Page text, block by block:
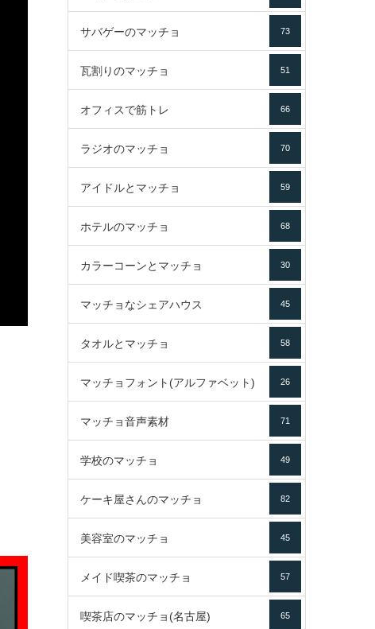
サバゲーのマッチョ 73
瓦割りのマッチョ 51
オフィスで筋トレ 66
ラジオのマッチョ 70
アイドルとマッチョ 59
ホテルのマッチョ 68
カラーコーンとマッチョ 30
マッチョなシェアハウス 45
タオルとマッチョ 58
マッチョフォント(アルファベット) 26
マッチョ音声素材 71
学校のマッチョ 49
ケーキ屋さんのマッチョ 82
美容室のマッチョ 45
メイド喫茶のマッチョ 57
喫茶店のマッチョ(名古屋) 65